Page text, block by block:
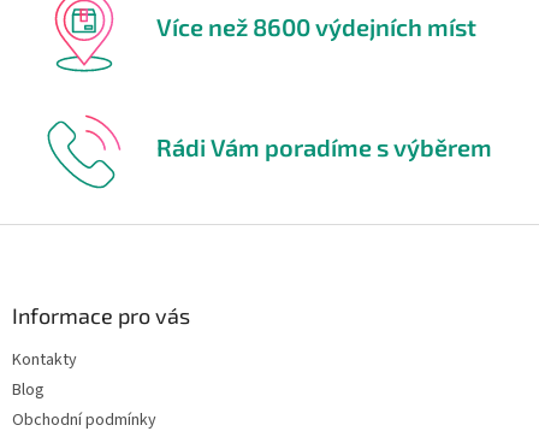
Více než 8600 výdejních míst
Rádi Vám poradíme s výběrem
Informace pro vás
Kontakty
Blog
Obchodní podmínky